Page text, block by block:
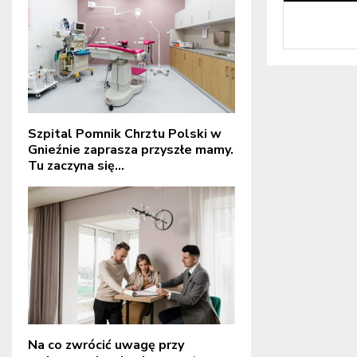
Szpital Pomnik Chrztu Polski w
Gnieźnie zaprasza przyszłe mamy.
Tu zaczyna się...
Na co zwrócić uwagę przy